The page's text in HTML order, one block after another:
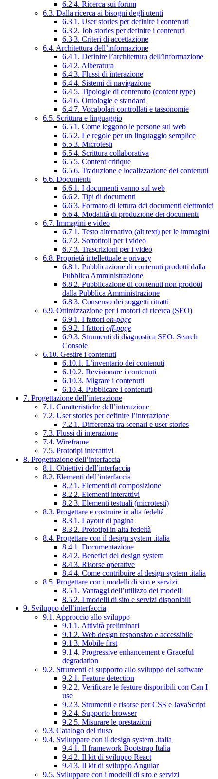
6.2.4. Ricerca sui forum
6.3. Dalla ricerca ai bisogni degli utenti
6.3.1. User stories per definire i contenuti
6.3.2. Job stories per definire i contenuti
6.3.3. Criteri di accettazione
6.4. Architettura dell’informazione
6.4.1. Definire l’architettura dell’informazione
6.4.2. Alberatura
6.4.3. Flussi di interazione
6.4.4. Sistemi di navigazione
6.4.5. Tipologie di contenuto (content type)
6.4.6. Ontologie e standard
6.4.7. Vocabolari controllati e tassonomie
6.5. Scrittura e linguaggio
6.5.1. Come leggono le persone sul web
6.5.2. Le regole per un linguaggio semplice
6.5.3. Microtesti
6.5.4. Scrittura collaborativa
6.5.5. Content critique
6.5.6. Traduzione e localizzazione dei contenuti
6.6. Documenti
6.6.1. I documenti vanno sul web
6.6.2. Tipi di documenti
6.6.3. Formato di lettura dei documenti elettronici
6.6.4. Modalità di produzione dei documenti
6.7. Immagini e video
6.7.1. Testo alternativo (alt text) per le immagini
6.7.2. Sottotitoli per i video
6.7.3. Trascrizioni per i video
6.8. Proprietà intellettuale e privacy
6.8.1. Pubblicazione di contenuti prodotti dalla
Pubblica Amministrazione
6.8.2. Pubblicazione di contenuti non prodotti
dalla Pubblica Amministrazione
6.8.3. Consenso dei soggetti ritratti
6.9. Ottimizzazione per i motori di ricerca (SEO)
6.9.1. I fattori on-page
6.9.2. I fattori off-page
6.9.3. Strumenti di diagnostica SEO: Search
Console
6.10. Gestire i contenuti
6.10.1. L’inventario dei contenuti
6.10.2. Revisionare i contenuti
6.10.3. Migrare i contenuti
6.10.4. Pubblicare i contenuti
7. Progettazione dell’interazione
7.1. Caratteristiche dell’interazione
7.2. User stories per definire l’interazione
7.2.1. Differenza tra scenari e user stories
7.3. Flussi di interazione
7.4. Wireframe
7.5. Prototipi interattivi
8. Progettazione dell’interfaccia
8.1. Obiettivi dell’interfaccia
8.2. Elementi dell’interfaccia
8.2.1. Elementi di composizione
8.2.2. Elementi interattivi
8.2.3. Elementi testuali (microtesti)
8.3. Progettare e costruire in alta fedeltà
8.3.1. Layout di pagina
8.3.2. Prototipi in alta fedeltà
8.4. Progettare con il design system .italia
8.4.1. Documentazione
8.4.2. Benefici del design system
8.4.3. Risorse operative
8.4.4. Come contribuire al design system .italia
8.5. Progettare con i modelli di sito e servizi
8.5.1. Vantaggi dell’utilizzo dei modelli
8.5.2. I modelli di sito e servizi disponibili
9. Sviluppo dell’interfaccia
9.1. Approccio allo sviluppo
9.1.1. Attività preliminari
9.1.2. Web design responsivo e accessibile
9.1.3. Mobile first
9.1.4. Progressive enhancement e Graceful
degradation
9.2. Strumenti di supporto allo sviluppo del software
9.2.1. Feature detection
9.2.2. Verificare le feature disponibili con Can I
use
9.2.3. Strumenti e risorse per CSS e JavaScript
9.2.4. Supporto browser
9.2.5. Misurare le prestazioni
9.3. Catalogo del riuso
9.4. Sviluppare con il design system .italia
9.4.1. Il framework Bootstrap Italia
9.4.2. Il kit di sviluppo React
9.4.3. Il kit di sviluppo Angular
9.5. Sviluppare con i modelli di sito e servizi